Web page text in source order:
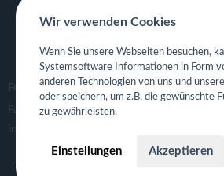
Eigene
FOLGE UNS
Facebook
Instagram
Wir verwenden Cookies
Wenn Sie unsere Webseiten besuchen,
Systemsoftware Informationen in Form
anderen Technologien von uns und
oder speichern, um z.B. die gewünschte
zu gewährleisten.
Einstellungen Akzeptieren